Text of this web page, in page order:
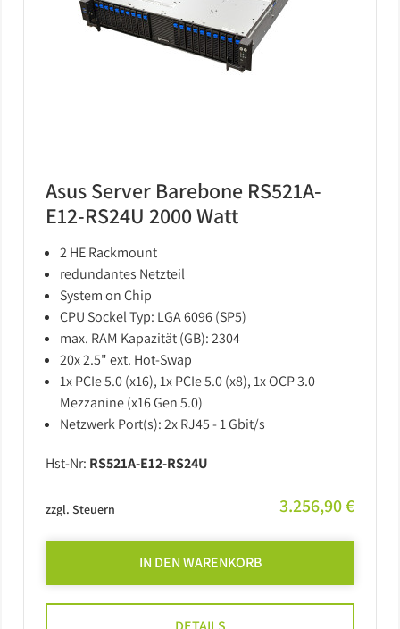
Asus Server Barebone RS521A-
E12-RS24U 2000 Watt
2 HE Rackmount
redundantes Netzteil
System on Chip
CPU Sockel Typ: LGA 6096 (SP5)
max. RAM Kapazität (GB): 2304
20x 2.5" ext. Hot-Swap
1x PCIe 5.0 (x16), 1x PCIe 5.0 (x8), 1x OCP 3.0
Mezzanine (x16 Gen 5.0)
Netzwerk Port(s): 2x RJ45 - 1 Gbit/s
Hst-Nr: RS521A-E12-RS24U
zzgl. Steuern 3.256,90 €
IN DEN WARENKORB